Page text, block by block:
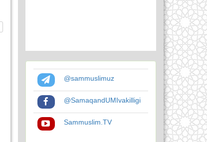
@sammuslimuz
@SamaqandUMIvakilligi
Sammuslim.TV